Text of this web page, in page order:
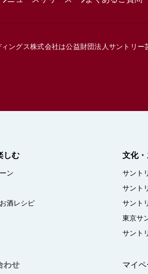
ングス株式会社は公益財団法人サントリー
しむ
ン
酒レシピ
文化
サント
サント
サント
東京サ
サント
わせ マイペ